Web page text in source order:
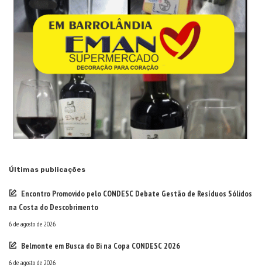
Últimas publicações
Encontro Promovido pelo CONDESC Debate Gestão de Resíduos Sólidos
na Costa do Descobrimento
6 de agosto de 2026
Belmonte em Busca do Bi na Copa CONDESC 2026
6 de agosto de 2026